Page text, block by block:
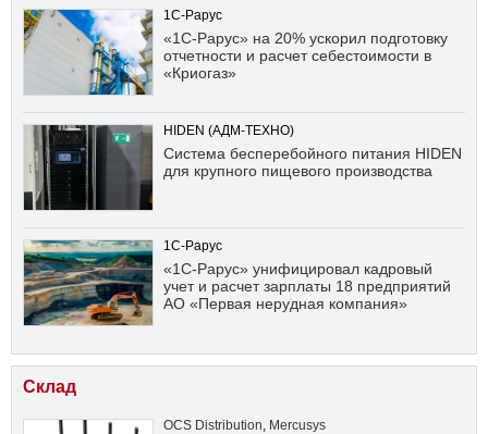
1С-Рарус
«1С-Рарус» на 20% ускорил подготовку
отчетности и расчет себестоимости в
«Криогаз»
HIDEN (АДМ-ТЕХНО)
Система бесперебойного питания HIDEN
для крупного пищевого производства
1С-Рарус
«1С-Рарус» унифицировал кадровый
учет и расчет зарплаты 18 предприятий
АО «Первая нерудная компания»
Склад
OCS Distribution Mercusys